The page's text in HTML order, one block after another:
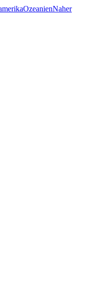
OzeanienNaher